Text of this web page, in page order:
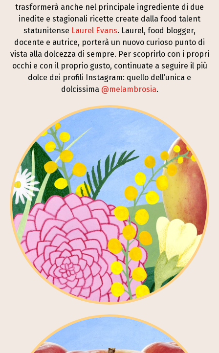
trasformerà anche nel principale ingrediente di due
inedite e stagionali ricette create dalla food talent
statunitense Laurel Evans. Laurel, food blogger,
docente e autrice, porterà un nuovo curioso punto di
vista alla dolcezza di sempre. Per scoprirlo con i propri
occhi e con il proprio gusto, continuate a seguire il più
dolce dei profili Instagram: quello dell’unica e
dolcissima @melambrosia.